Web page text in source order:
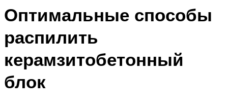
Оптимальные способы
распилить
керамзитобетонный
блок